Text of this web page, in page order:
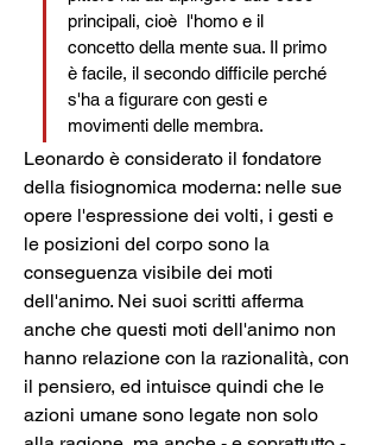
principali, cioè  l'homo e il
concetto della mente sua. Il primo
è facile, il secondo difficile perché
s'ha a figurare con gesti e
movimenti delle membra.
Leonardo è considerato il fondatore
della fisiognomica moderna: nelle sue
opere l'espressione dei volti, i gesti e
le posizioni del corpo sono la
conseguenza visibile dei moti
dell'animo. Nei suoi scritti afferma
anche che questi moti dell'animo non
hanno relazione con la razionalità, con
il pensiero, ed intuisce quindi che le
azioni umane sono legate non solo